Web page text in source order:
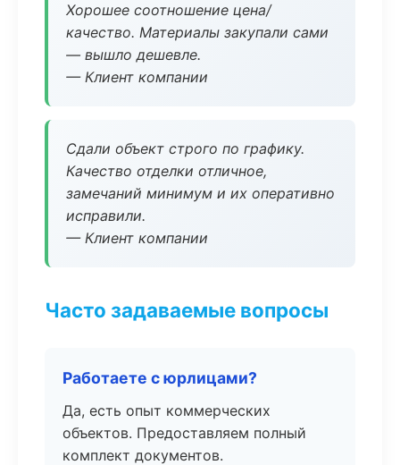
Хорошее соотношение цена/
качество. Материалы закупали сами
— вышло дешевле.
— Клиент компании
Сдали объект строго по графику.
Качество отделки отличное,
замечаний минимум и их оперативно
исправили.
— Клиент компании
Часто задаваемые вопросы
Работаете с юрлицами?
Да, есть опыт коммерческих
объектов. Предоставляем полный
комплект документов.